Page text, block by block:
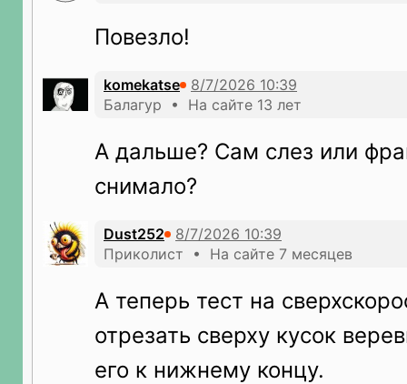
Повезло!
komekatse
Балагур • На сайте 13 лет
А дальше? Сам слез или
снимало?
Dust252
Приколист • На сайте 7 месяцев
А теперь тест на
отрезать сверху кусок
его к нижнему концу.